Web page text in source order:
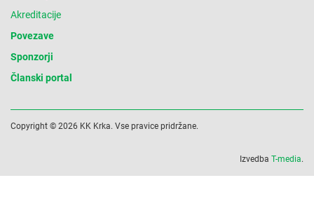
Akreditacije
Povezave
Sponzorji
Članski portal
Copyright © 2026 KK Krka. Vse pravice pridržane.
Izvedba T-media.